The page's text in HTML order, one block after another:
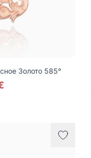
Золото 585°